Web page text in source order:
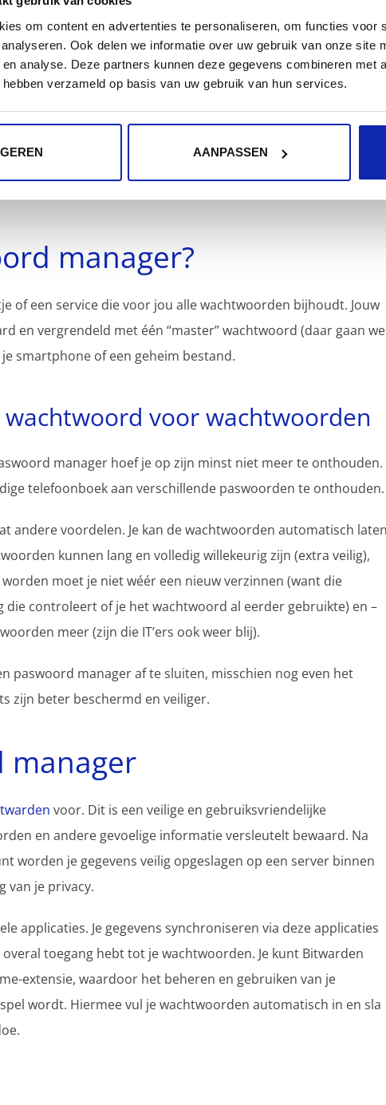
om content en advertenties te personaliseren, om functies voor
Ook delen we informatie over uw gebruik van onze site
analyse. Deze partners kunnen deze gegevens combineren met
verzameld op basis van uw gebruik van hun services.
AANPASSEN
niet gaan kopen!
komen deze IT’ers met een mogelijke oplossing in de vorm
manager?
of een service die voor jou alle wachtwoorden bijhoudt. Jouw
en vergrendeld met één “master” wachtwoord (daar gaan we
smartphone of een geheim bestand.
voor wachtwoorden
manager hoef je op zijn minst niet meer te onthouden.
telefoonboek aan verschillende paswoorden te onthouden.
andere voordelen. Je kan de wachtwoorden automatisch laten
kunnen lang en volledig willekeurig zijn (extra veilig),
moet je niet wéér een nieuw verzinnen (want die
die controleert of je het wachtwoord al eerder gebruikte) en –
meer (zijn die IT’ers ook weer blij).
paswoord manager af te sluiten, misschien nog even het
zijn beter beschermd en veiliger.
manager
voor. Dit is een veilige en gebruiksvriendelijke
en andere gevoelige informatie versleutelt bewaard. Na
worden je gegevens veilig opgeslagen op een server binnen
van je privacy.
applicaties. Je gegevens synchroniseren via deze applicaties
toegang hebt tot je wachtwoorden. Je kunt Bitwarden
extensie, waardoor het beheren en gebruiken van je
wordt. Hiermee vul je wachtwoorden automatisch in en sla